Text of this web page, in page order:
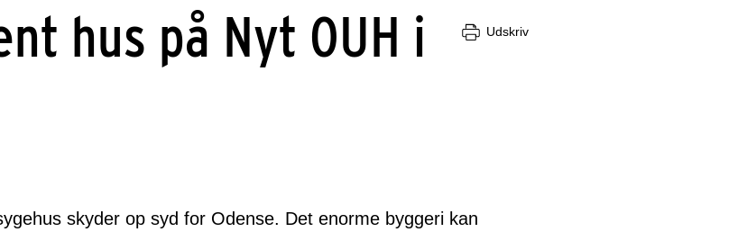
hus på Nyt OUH i
Udskriv
skyder op syd for Odense. Det enorme byggeri kan